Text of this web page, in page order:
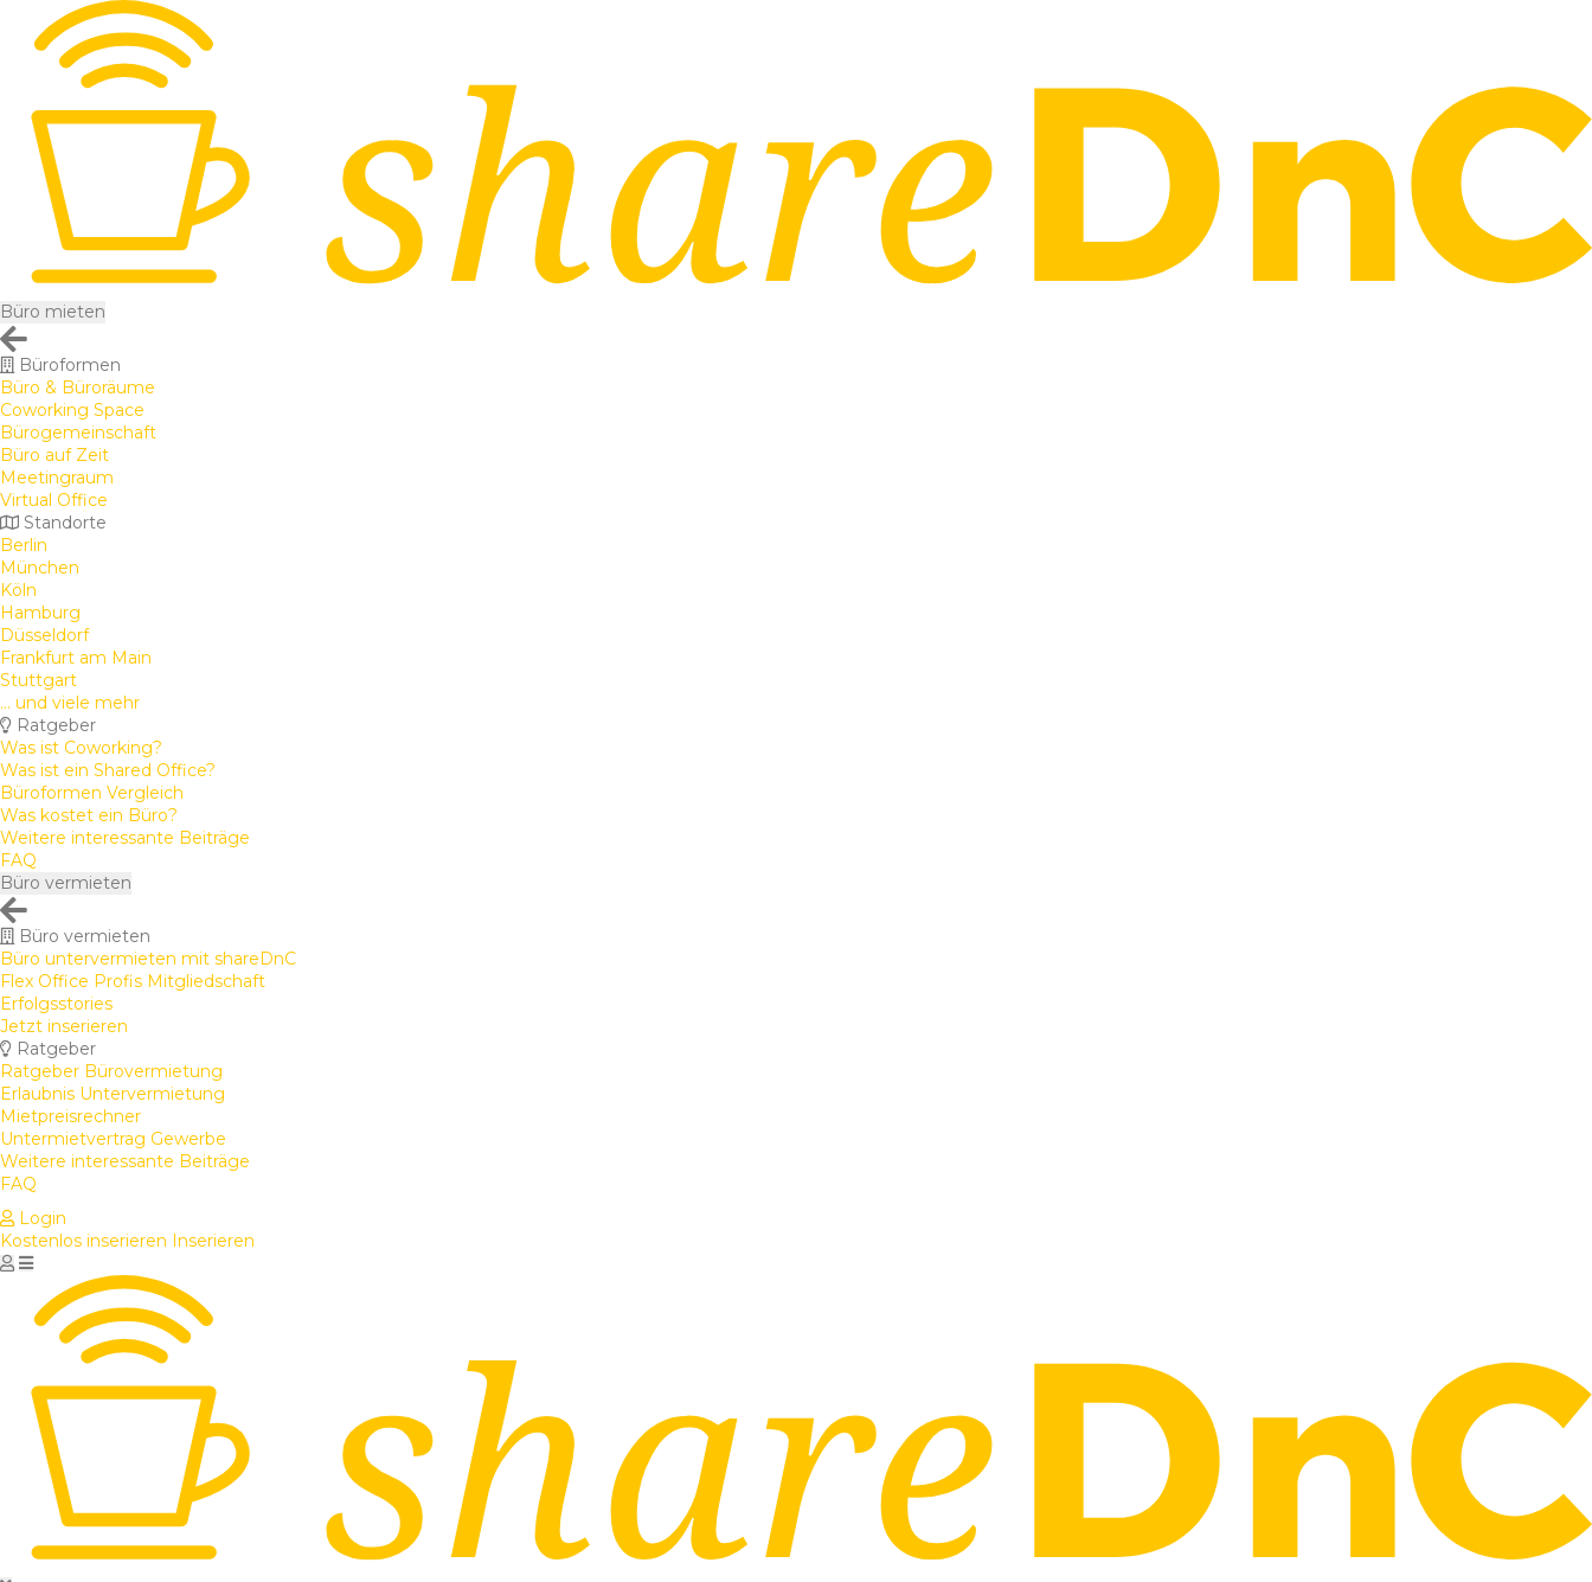
Büro mieten
Büroformen
Büro & Büroräume
Coworking Space
Bürogemeinschaft
Büro auf Zeit
Meetingraum
Virtual Office
Standorte
Berlin
München
Köln
Hamburg
Düsseldorf
Frankfurt am Main
Stuttgart
... und viele mehr
Ratgeber
Was ist Coworking?
Was ist ein Shared Office?
Büroformen Vergleich
Was kostet ein Büro?
Weitere interessante Beiträge
FAQ
Büro vermieten
Büro vermieten
Büro untervermieten mit shareDnC
Flex Office Profis Mitgliedschaft
Erfolgsstories
Jetzt inserieren
Ratgeber
Ratgeber Bürovermietung
Erlaubnis Untervermietung
Mietpreisrechner
Untermietvertrag Gewerbe
Weitere interessante Beiträge
FAQ
Login
Kostenlos inserieren Inserieren